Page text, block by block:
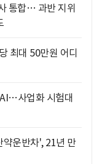
통합… 과반 지위
최대 50만원 어디
사업화 시험대
운반차', 21년 만